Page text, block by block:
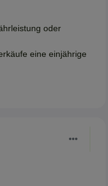
oder
eine einjährige